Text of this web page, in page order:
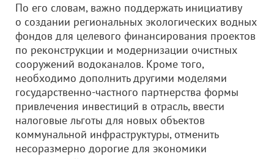
По его словам, важно поддержать инициативу
о создании региональных экологических водных
фондов для целевого финансирования проектов
по реконструкции и модернизации очистных
сооружений водоканалов. Кроме того,
необходимо дополнить другими моделями
государственно-частного партнерства формы
привлечения инвестиций в отрасль, ввести
налоговые льготы для новых объектов
коммунальной инфраструктуры, отменить
несоразмерно дорогие для экономики